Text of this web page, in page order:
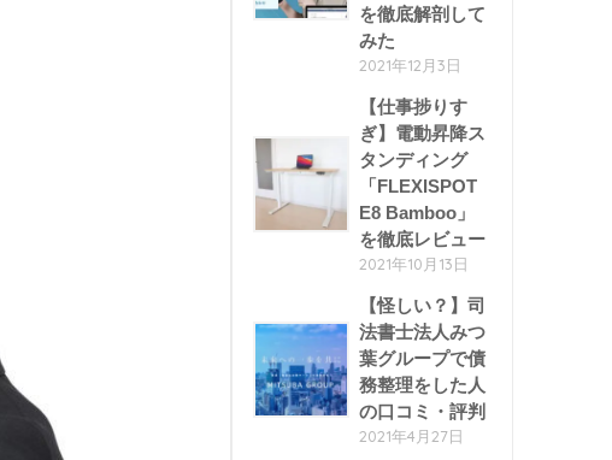
を徹底解剖して
みた
2021年12月3日
【仕事捗りす
ぎ】電動昇降ス
タンディング
「FLEXISPOT
E8 Bamboo」
を徹底レビュー
2021年10月13日
【怪しい？】司
法書士法人みつ
葉グループで債
務整理をした人
の口コミ・評判
2021年4月27日